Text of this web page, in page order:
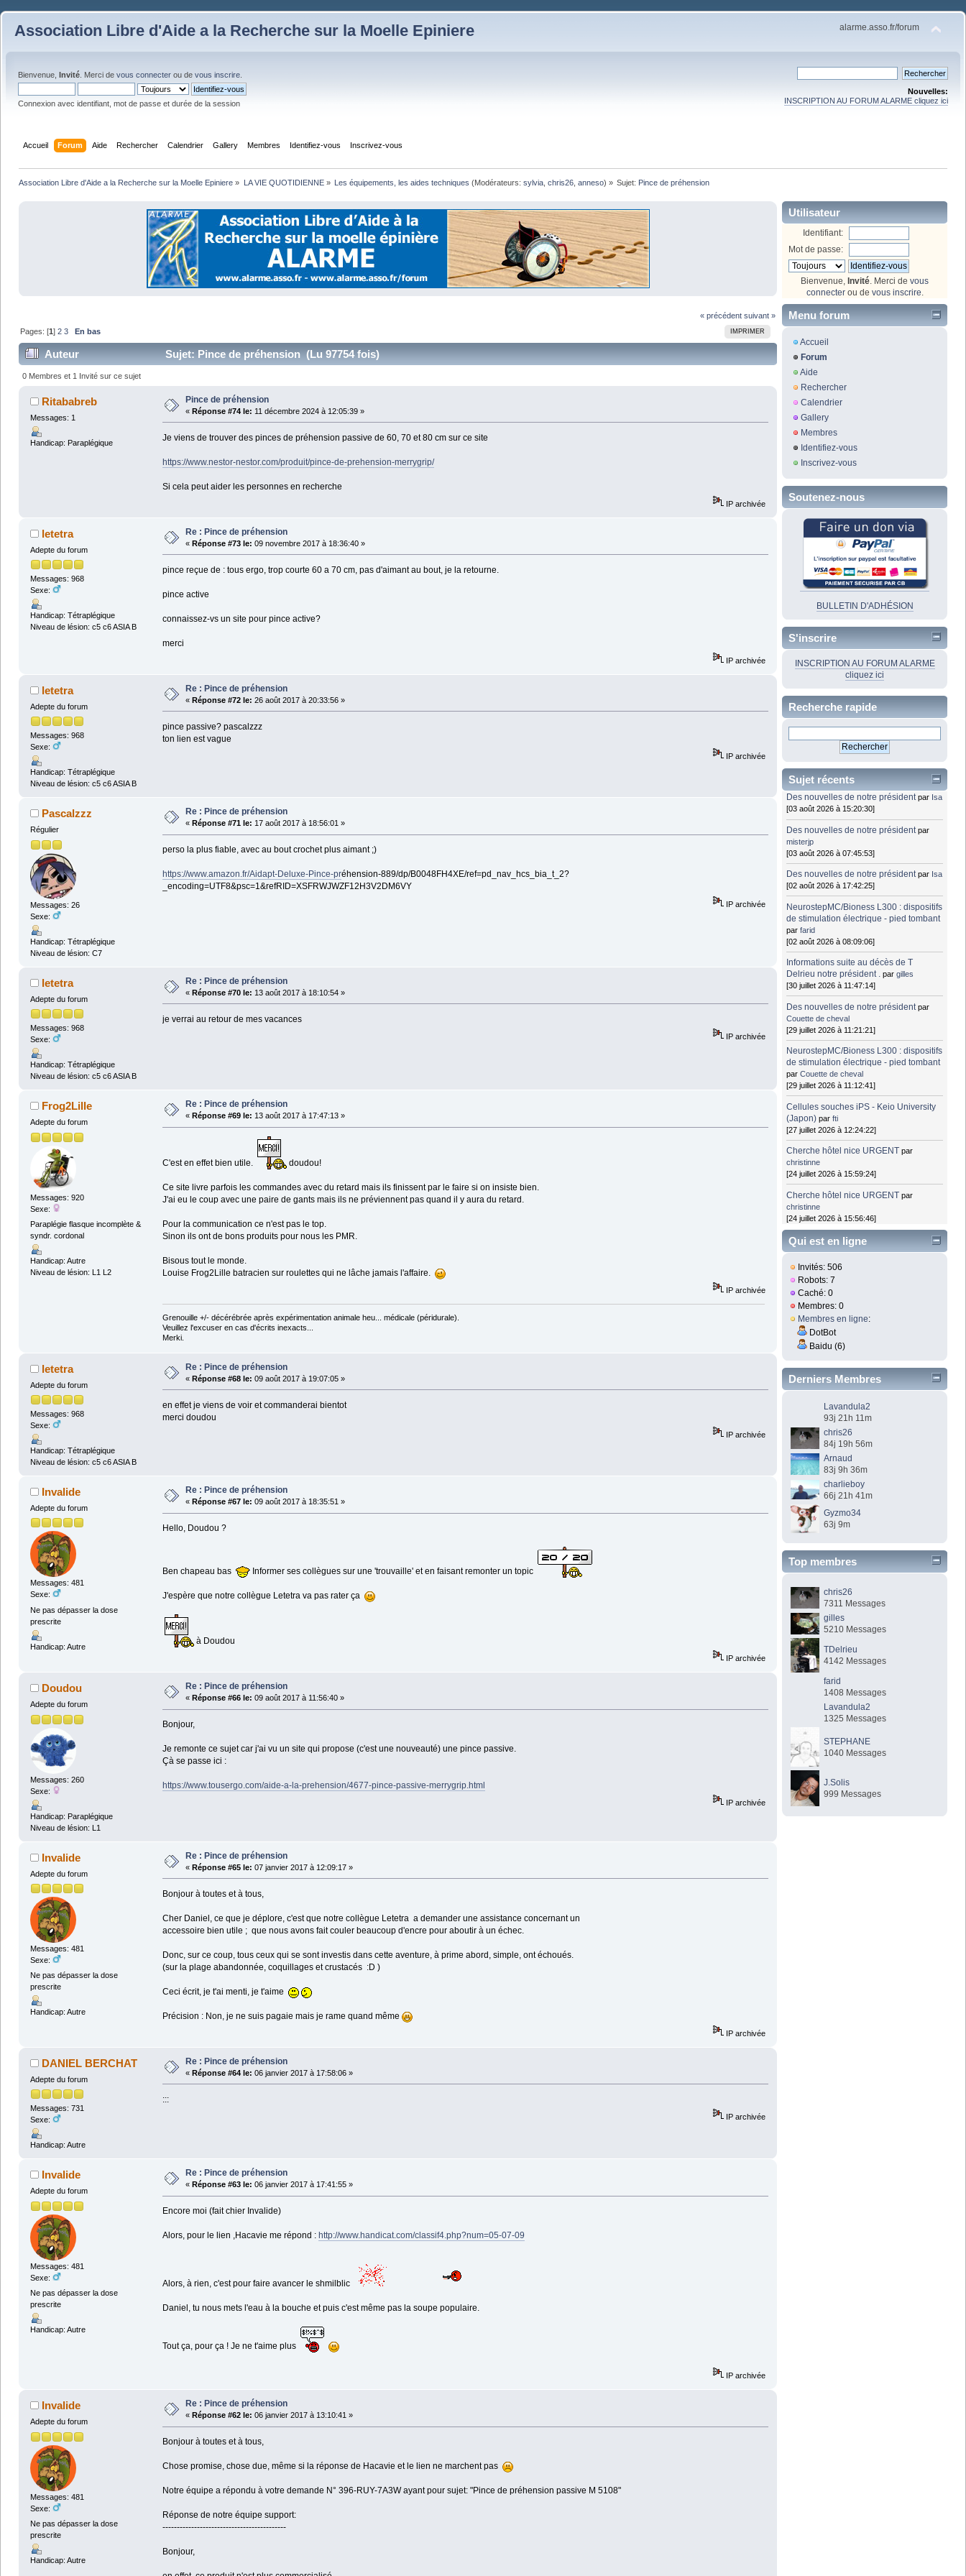
Association Libre d'Aide a la Recherche sur la Moelle Epiniere alarme.asso.fr/forum
Bienvenue, Invité . Merci de vous connecter ou de vous inscrire
Connexion avec identifiant, mot de passe et durée de la session
Nouvelles:
INSCRIPTION AU FORUM ALARME cliquez ici
Accueil Forum Aide Rechercher Calendrier Gallery Membres Identifiez-vous Inscrivez-vous
Association Libre d'Aide a la Recherche sur la Moelle Epiniere » LA VIE QUOTIDIENNE» Les équipements, les aides techniques (Modérateurs: sylvia, chris26, anneso) » Sujet: Pince de préhension
« précédent suivant »
IMPRIMER
Pages: [1]2 3 En bas
Auteur Sujet: Pince de préhension (Lu 97754 fois)
0 Membres et 1 Invité sur ce sujet
Ritababreb
Messages: 1
Handicap: Paraplégique
Pince de préhension
« Réponse #74 le: 11 décembre 2024 à 12:05:39 »
Je viens de trouver des pinces de préhension passive de 60, 70 et 80 cm sur ce site
https://www.nestor-nestor.com/produit/pince-de-prehension-merrygrip/
Si cela peut aider les personnes en recherche
IP archivée
letetra
Adepte du forum
Messages: 968
Sexe:
Handicap: Tétraplégique
Niveau de lésion: c5 c6 ASIA B
Re : Pince de préhension
« Réponse #73 le: 09 novembre 2017 à 18:36:40 »
pince reçue de : tous ergo, trop courte 60 a 70 cm, pas d'aimant au bout, je la retourne.
pince active
connaissez-vs un site pour pince active?
merci
IP archivée
letetra
Adepte du forum
Messages: 968
Sexe:
Handicap: Tétraplégique
Niveau de lésion: c5 c6 ASIA B
Re : Pince de préhension
« Réponse #72 le: 26 août 2017 à 20:33:56 »
pince passive? pascalzzz
ton lien est vague
IP archivée
Pascalzzz
Régulier
Messages: 26
Sexe:
Handicap: Tétraplégique
Niveau de lésion: C7
Re : Pince de préhension
« Réponse #71 le: 17 août 2017 à 18:56:01 »
perso la plus fiable, avec au bout crochet plus aimant ;)
https://www.amazon.fr/Aidapt-Deluxe-Pince-préhension-889/dp/B0048FH4XE/ref=pd_nav_hcs_bia_t_2?
_encoding=UTF8&psc=1&refRID=XSFRWJWZF12H3V2DM6VY
IP archivée
letetra
Adepte du forum
Messages: 968
Sexe:
Handicap: Tétraplégique
Niveau de lésion: c5 c6 ASIA B
Re : Pince de préhension
« Réponse #70 le: 13 août 2017 à 18:10:54 »
je verrai au retour de mes vacances
IP archivée
Frog2Lille
Adepte du forum
Messages: 920
Sexe:
Paraplégie flasque incomplète &
syndr. cordonal
Handicap: Autre
Niveau de lésion: L1 L2
Re : Pince de préhension
« Réponse #69 le: 13 août 2017 à 17:47:13 »
C'est en effet bien utile. doudou!
Ce site livre parfois les commandes avec du retard mais ils finissent par le faire si on insiste bien.
J'ai eu le coup avec une paire de gants mais ils ne préviennent pas quand il y aura du retard.
Pour la communication ce n'est pas le top.
Sinon ils ont de bons produits pour nous les PMR.
Bisous tout le monde.
Louise Frog2Lille batracien sur roulettes qui ne lâche jamais l'affaire.
IP archivée
Grenouille +/- décérébrée après expérimentation animale heu... médicale (péridurale).
Veuillez l'excuser en cas d'écrits inexacts...
Merki.
letetra
Adepte du forum
Messages: 968
Sexe:
Handicap: Tétraplégique
Niveau de lésion: c5 c6 ASIA B
Re : Pince de préhension
« Réponse #68 le: 09 août 2017 à 19:07:05 »
en effet je viens de voir et commanderai bientot
merci doudou
IP archivée
Invalide
Adepte du forum
Messages: 481
Sexe:
Ne pas dépasser la dose
prescrite
Handicap: Autre
Re : Pince de préhension
« Réponse #67 le: 09 août 2017 à 18:35:51 »
Hello, Doudou ?
Ben chapeau bas Informer ses collègues sur une 'trouvaille' et en faisant remonter un topic
J'espère que notre collègue Letetra va pas rater ça
à Doudou
IP archivée
Doudou
Adepte du forum
Messages: 260
Sexe:
Handicap: Paraplégique
Niveau de lésion: L1
Re : Pince de préhension
« Réponse #66 le: 09 août 2017 à 11:56:40 »
Bonjour,
Je remonte ce sujet car j'ai vu un site qui propose (c'est une nouveauté) une pince passive.
Çà se passe ici :
https://www.tousergo.com/aide-a-la-prehension/4677-pince-passive-merrygrip.html
IP archivée
Invalide
Adepte du forum
Messages: 481
Sexe:
Ne pas dépasser la dose
prescrite
Handicap: Autre
Re : Pince de préhension
« Réponse #65 le: 07 janvier 2017 à 12:09:17 »
Bonjour à toutes et à tous,
Cher Daniel, ce que je déplore, c'est que notre collègue Letetra a demander une assistance concernant un
accessoire bien utile ; que nous avons fait couler beaucoup d'encre pour aboutir à un échec.
Donc, sur ce coup, tous ceux qui se sont investis dans cette aventure, à prime abord, simple, ont échoués.
(sur la plage abandonnée, coquillages et crustacés :D )
Ceci écrit, je t'ai menti, je t'aime
Précision : Non, je ne suis pagaie mais je rame quand même
IP archivée
DANIEL BERCHAT
Adepte du forum
Messages: 731
Sexe:
Handicap: Autre
Re : Pince de préhension
« Réponse #64 le: 06 janvier 2017 à 17:58:06 »
:::
IP archivée
Invalide
Adepte du forum
Messages: 481
Sexe:
Ne pas dépasser la dose
prescrite
Handicap: Autre
Re : Pince de préhension
« Réponse #63 le: 06 janvier 2017 à 17:41:55 »
Encore moi (fait chier Invalide)
Alors, pour le lien ,Hacavie me répond : http://www.handicat.com/classif4.php?num=05-07-09
Alors, à rien, c'est pour faire avancer le shmilblic
Daniel, tu nous mets l'eau à la bouche et puis c'est même pas la soupe populaire.
Tout ça, pour ça ! Je ne t'aime plus
IP archivée
Invalide
Adepte du forum
Messages: 481
Sexe:
Ne pas dépasser la dose
prescrite
Handicap: Autre
Re : Pince de préhension
« Réponse #62 le: 06 janvier 2017 à 13:10:41 »
Bonjour à toutes et à tous,
Chose promise, chose due, même si la réponse de Hacavie et le lien ne marchent pas
Notre équipe a répondu à votre demande N° 396-RUY-7A3W ayant pour sujet: "Pince de préhension passive M 5108"
Réponse de notre équipe support:
-------------------------------------------
Bonjour,
Utilisateur
Identifiant:
Mot de passe:
Bienvenue, Invité . Merci de vous
connecterou de vous inscrire
Menu forum
Accueil
Forum
Aide
Rechercher
Calendrier
Gallery
Membres
Identifiez-vous
Inscrivez-vous
Soutenez-nous
BULLETIN D'ADHÉSION
S'inscrire
INSCRIPTION AU FORUM ALARME
cliquez ici
Recherche rapide
Sujet récents
Des nouvelles de notre président par Isa
[03 août 2026 à 15:20:30]
Des nouvelles de notre président par
misterjp
[03 août 2026 à 07:45:53]
Des nouvelles de notre président par Isa
[02 août 2026 à 17:42:25]
NeurostepMC/Bioness L300 : dispositifs
de stimulation électrique - pied tombant
parfarid
[02 août 2026 à 08:09:06]
Informations suite au décès de T
Delrieu notre président . pargilles
[30 juillet 2026 à 11:47:14]
Des nouvelles de notre président par
Couette de cheval
[29 juillet 2026 à 11:21:21]
NeurostepMC/Bioness L300 : dispositifs
de stimulation électrique - pied tombant
parCouette de cheval
[29 juillet 2026 à 11:12:41]
Cellules souches iPS - Keio University
(Japon) parfti
[27 juillet 2026 à 12:24:22]
Cherche hôtel nice URGENT par
christinne
[24 juillet 2026 à 15:59:24]
Cherche hôtel nice URGENT par
christinne
[24 juillet 2026 à 15:56:46]
Qui est en ligne
Invités: 506
Robots: 7
Caché: 0
Membres: 0
Membres en ligne:
DotBot
Baidu (6)
Derniers Membres
Lavandula2
93j 21h 11m
chris26
84j 19h 56m
Arnaud
83j 9h 36m
charlieboy
66j 21h 41m
Gyzmo34
63j 9m
Top membres
chris26
7311 Messages
gilles
5210 Messages
TDelrieu
4142 Messages
farid
1408 Messages
Lavandula2
1325 Messages
STEPHANE
1040 Messages
J.Solis
999 Messages